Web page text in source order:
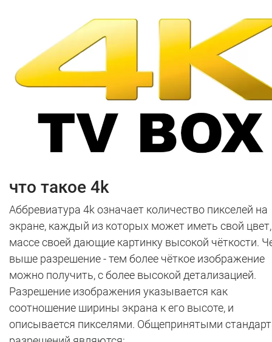
что такое 4k
Аббревиатура 4k означает количество пикселей на
экране, каждый из которых может иметь свой
массе своей дающие картинку высокой чёткости.
выше разрешение - тем более чёткое изображение
можно получить, с более высокой детализацией.
Разрешение изображения указывается как
соотношение ширины экрана к его высоте, и
описывается пикселями. Общепринятыми